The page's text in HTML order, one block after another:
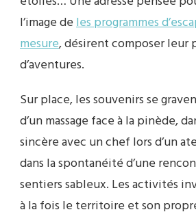
l’image deles programmes
mesure, désirent composer leur
d’aventures.
Sur place, les souvenirs se
d’un massage face à la pinède,
sincère avec un chef lors d’un
dans la spontanéité d’une
sentiers sableux. Les activités
à la fois le territoire et son